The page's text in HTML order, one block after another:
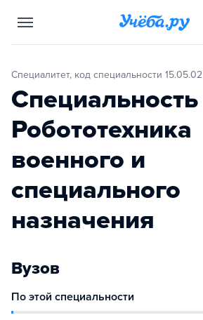
Специалитет, код специальности 15.05.02
Специальность
Робототехника
военного и
специального
назначения
Вузов
По этой специальности